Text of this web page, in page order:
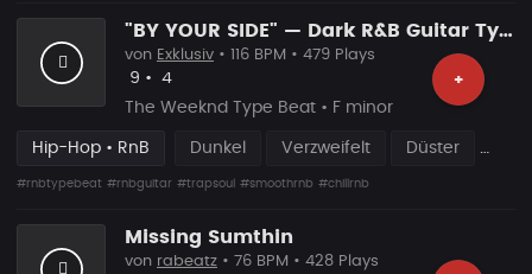
"BY YOUR SIDE" — Dark R&B Guitar Type Beat • Trap Soul • RnB Blues Instrumental 2026
+
von Exklusiv • 116 BPM • 479 Plays
Likes
9 • Vorgeschlagen
4
The Weeknd Type Beat • F minor
Hip-Hop • RnB Dunkel Verzweifelt Düster
#rnbtypebeat #rnbguitar #trapsoul #smoothrnb #chillrnb
Missing Sumthin
von rabeatz • 76 BPM • 428 Plays